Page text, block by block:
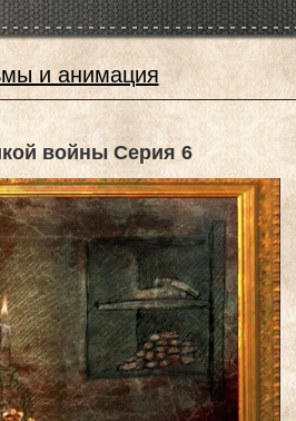
и анимация
войны Серия 6